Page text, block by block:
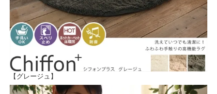
【グレージュ】